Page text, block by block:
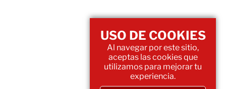
USO DE COOKIES
Al navegar por este sitio,
aceptas las cookies que
utilizamos para mejorar tu
experiencia.